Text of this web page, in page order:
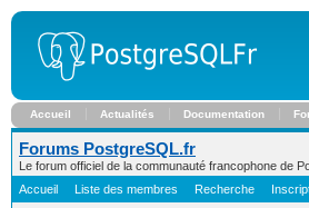
Accueil Actualités Documentation
Forums PostgreSQL.fr
Le forum officiel de la communauté francophone de
Accueil
Liste des membres Recherche